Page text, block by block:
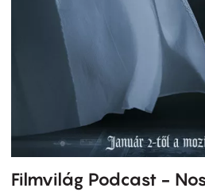
Filmvilág Podcast -